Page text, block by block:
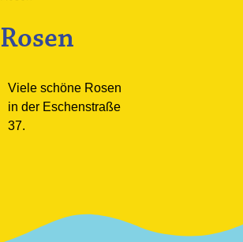
Rosen
Viele schöne Rosen
in der Eschenstraße
37.